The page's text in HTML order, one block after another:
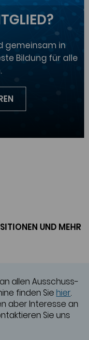
gemeinsam in
Bildung für alle
UND MEHR
allen Ausschuss-
finden Sie hier.
aber Interesse an
Sie uns